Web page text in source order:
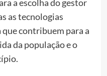
a escolha do gestor
as tecnologias
contribuem para a
da população e o